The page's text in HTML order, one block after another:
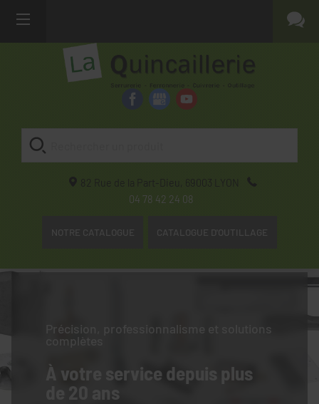
82 Rue de la Part-Dieu, 69003
LYON
04 78 42 24 08
NOTRE CATALOGUE CATALOGUE D'OUTILLAGE
Précision, professionnalisme et solutions
complètes
À votre service depuis plus
de 20 ans